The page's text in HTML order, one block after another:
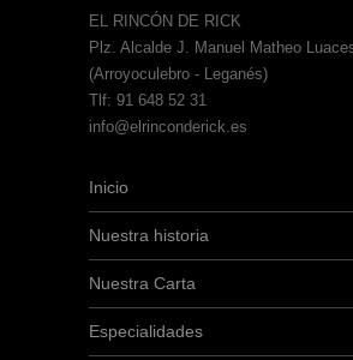
EL RINCÓN DE RICK
Plz. Alcalde J. Manuel Matheo
(Arroyoculebro - Leganés)
Tlf: 91 648 52 31
info@elrinconderick.es
Inicio
Nuestra historia
Nuestra Carta
Especialidades